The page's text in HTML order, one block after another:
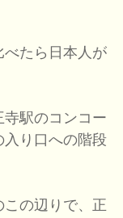
たら日本人が
駅のコンコー
入り口への階段
の辺りで、正